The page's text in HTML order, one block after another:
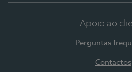
Apoio ao
Perguntas
Contactos